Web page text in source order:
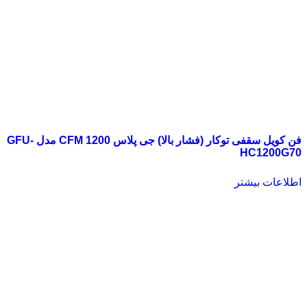
فن کویل سقفی توکار (فشار بالا) جی پلاس 1200 CFM مدل GFU-
HC1200G70
اطلاعات بیشتر